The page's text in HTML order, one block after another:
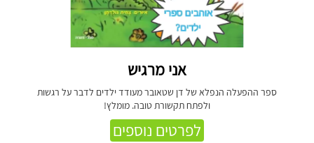
אני מרגיש
ספר ההפעלה הנפלא של דן שטאובר מעודד ילדים לדבר על רגשות
ולפתח תקשורת טובה. מומלץ!
לפרטים נוספים